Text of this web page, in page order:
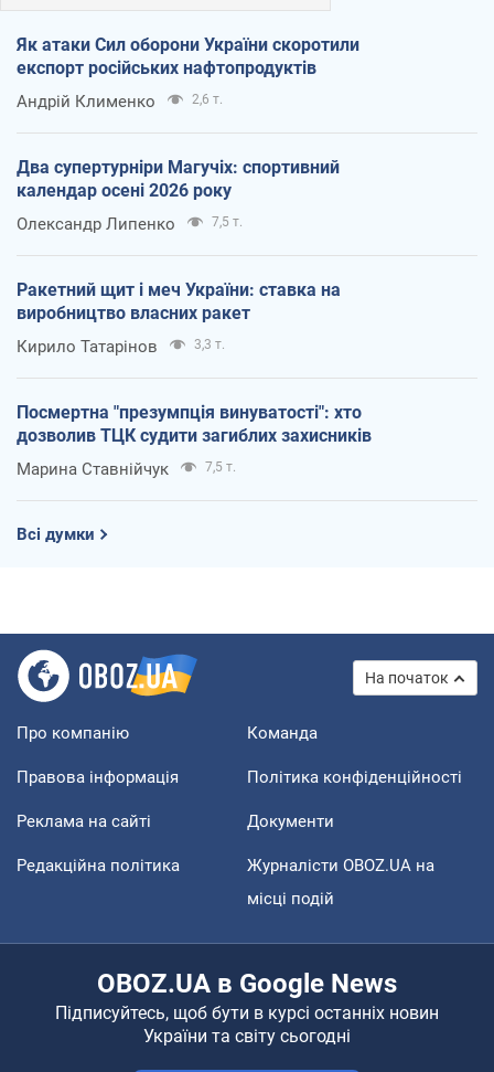
Як атаки Сил оборони України скоротили
експорт російських нафтопродуктів
Андрій Клименко 2,6 т.
Два супертурніри Магучіх: спортивний
календар осені 2026 року
Олександр Липенко 7,5 т.
Ракетний щит і меч України: ставка на
виробництво власних ракет
Кирило Татарінов 3,3 т.
Посмертна "презумпція винуватості": хто
дозволив ТЦК судити загиблих захисників
Марина Ставнійчук 7,5 т.
Всі думки
На початок
Про компанію Команда
Правова інформація Політика конфіденційності
Реклама на сайті Документи
Редакційна політика
Журналісти OBOZ.UA на
місці подій
OBOZ.UA в Google News
Підписуйтесь, щоб бути в курсі останніх новин
України та світу сьогодні